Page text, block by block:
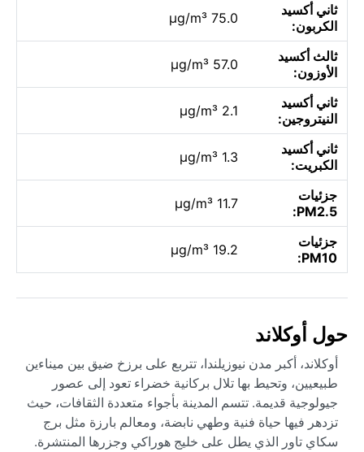
ثاني أكسيد
الكربون:
75.0 µg/m³
ثالث أكسيد
الأوزون:
57.0 µg/m³
ثاني أكسيد
النيتروجين:
2.1 µg/m³
ثاني أكسيد
الكبريت:
1.3 µg/m³
جزئيات
PM2.5:
11.7 µg/m³
جزئيات
PM10:
19.2 µg/m³
حول أوكلاند
أوكلاند، أكبر مدن نيوزيلندا، تتربع على برزخ ضيق بين ميناءين
طبيعيين، وتحيط بها تلال بركانية خضراء تعود إلى عصور
جيولوجية قديمة. تتسم المدينة بأجواء متعددة الثقافات، حيث
تزدهر فيها حياة فنية وطهي نابضة، ومعالم بارزة مثل برج
سكاي تاور الذي يطل على خليج هوراكي وجزرها المنتشرة.